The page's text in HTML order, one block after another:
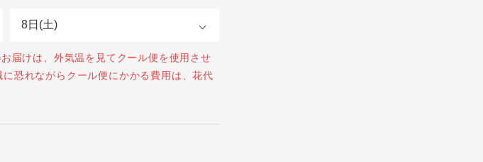
届けは、外気温を見てクール便を使用させ
恐れながらクール便にかかる費用は、花代